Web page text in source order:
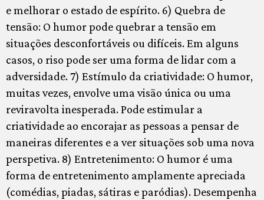
e melhorar o estado de espírito. 6) Quebra de
tensão: O humor pode quebrar a tensão em
situações desconfortáveis ou difíceis. Em alguns
casos, o riso pode ser uma forma de lidar com a
adversidade. 7) Estímulo da criatividade: O humor,
muitas vezes, envolve uma visão única ou uma
reviravolta inesperada. Pode estimular a
criatividade ao encorajar as pessoas a pensar de
maneiras diferentes e a ver situações sob uma nova
perspetiva. 8) Entretenimento: O humor é uma
forma de entretenimento amplamente apreciada
(comédias, piadas, sátiras e paródias). Desempenha